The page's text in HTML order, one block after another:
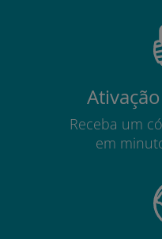
Receba um
em